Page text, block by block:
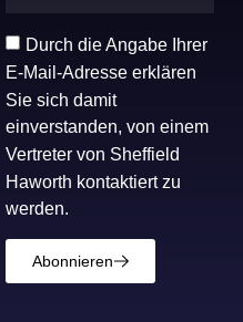
Durch die Angabe Ihrer
E-Mail-Adresse erklären
Sie sich damit
einverstanden, von einem
Vertreter von Sheffield
Haworth kontaktiert zu
werden.
Abonnieren